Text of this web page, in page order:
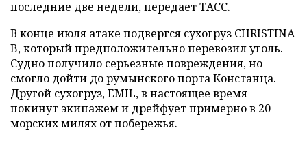
последние две недели, передаетТАСС.
В конце июля атаке подвергся сухогруз CHRISTINA
B, который предположительно перевозил уголь.
Судно получило серьезные повреждения, но
смогло дойти до румынского порта Констанца.
Другой сухогруз, EMIL, в настоящее время
покинут экипажем и дрейфует примерно в 20
морских милях от побережья.